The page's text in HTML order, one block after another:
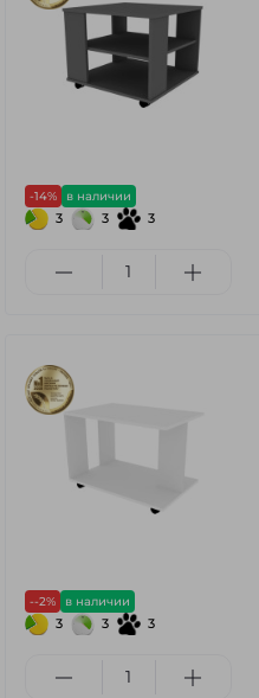
-14% в наличии
3 3 3
--2% в наличии
3 3 3